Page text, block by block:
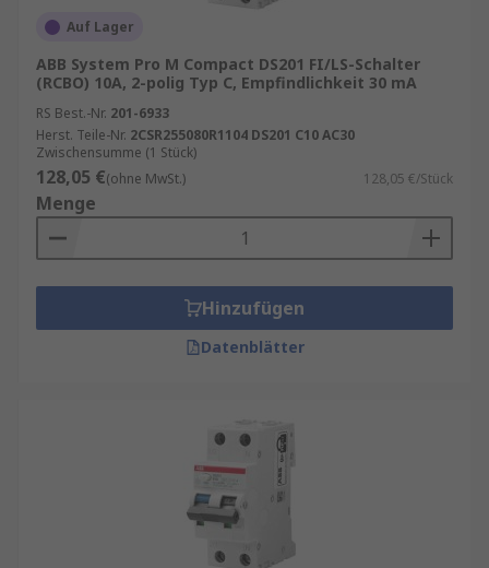
Auf Lager
ABB System Pro M Compact DS201 FI/LS-Schalter
(RCBO) 10A, 2-polig Typ C, Empfindlichkeit 30 mA
RS Best.-Nr. 201-6933
Herst. Teile-Nr. 2CSR255080R1104 DS201 C10 AC30
Zwischensumme (1 Stück)
128,05 €(ohne MwSt.) 128,05 €/Stück
Menge
Hinzufügen
Datenblätter